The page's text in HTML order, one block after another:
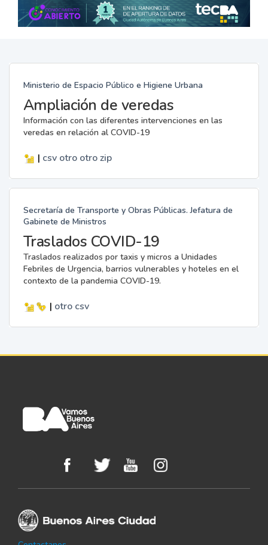
Ministerio de Espacio Público e Higiene Urbana
Ampliación de veredas
Información con las diferentes intervenciones en las
veredas en relación al COVID-19
| csv otro otro zip
Secretaría de Transporte y Obras Públicas. Jefatura de
Gabinete de Ministros
Traslados COVID-19
Traslados realizados por taxis y micros a Unidades
Febriles de Urgencia, barrios vulnerables y hoteles en el
contexto de la pandemia COVID-19.
| otro csv